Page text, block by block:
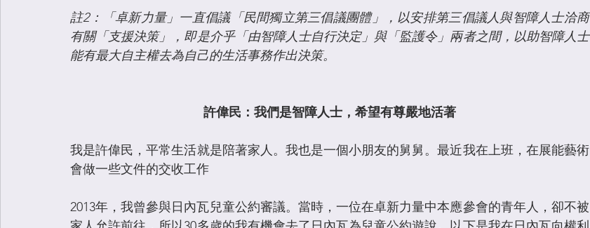
註2：「卓新力量」一直倡議「民間獨立第三倡議團體」，以安排第三倡議人與智障人士洽商
有關「支援決策」，即是介乎「由智障人士自行決定」與「監護令」兩者之間，以助智障人士
能有最大自主權去為自己的生活事務作出決策。
許偉民：我們是智障人士，希望有尊嚴地活著
我是許偉民，平常生活就是陪著家人。我也是一個小朋友的舅舅。最近我在上班，在展能藝術
會做一些文件的交收工作
2013年，我曾參與日內瓦兒童公約審議。當時，一位在卓新力量中本應參會的青年人，卻不被